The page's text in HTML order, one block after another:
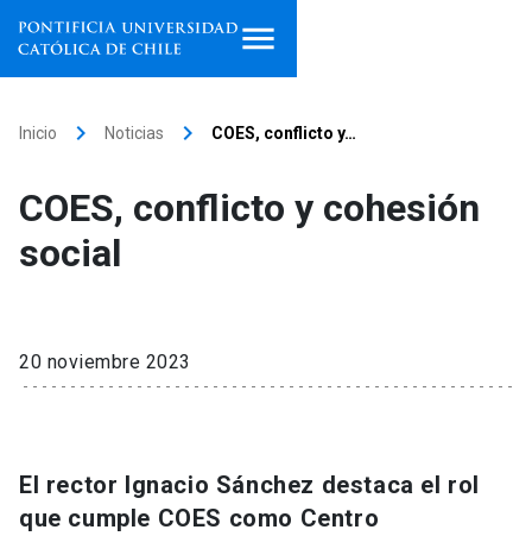
Facultades, escuelas e
institutos
Internacionalización
Vinculación
Inicio keyboard_arrow_right Noticias keyboard_arrow_right COES, conflicto y…
COES, conflicto y cohesión
social
20 noviembre 2023
El rector Ignacio Sánchez destaca el rol
que cumple COES como Centro